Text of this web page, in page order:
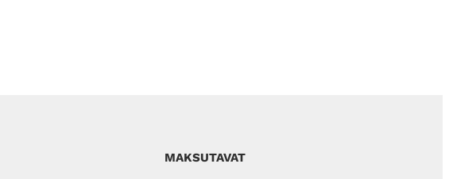
MAKSUTAVAT